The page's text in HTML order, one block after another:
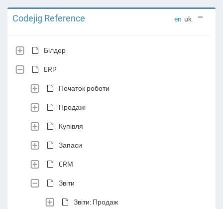
Codejig Reference en uk
Білдер
ERP
Початок роботи
Продажі
Купівля
Запаси
CRM
Звіти
Звіти: Продаж